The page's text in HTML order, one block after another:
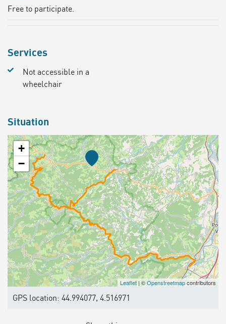
Free to participate.
Services
Not accessible in a
wheelchair
Situation
+
−
Leaflet | ©Openstreetmapcontributors
GPS location: 44.994077, 4.516971